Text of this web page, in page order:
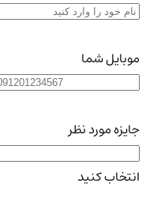
موبایل شما
جایزه مورد نظر
انتخاب کنید